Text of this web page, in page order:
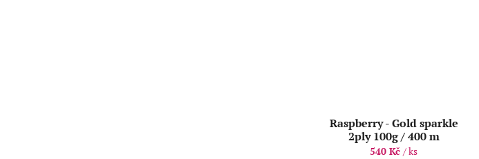
Raspberry - Gold sparkle
2ply 100g / 400 m
540 Kč/ ks